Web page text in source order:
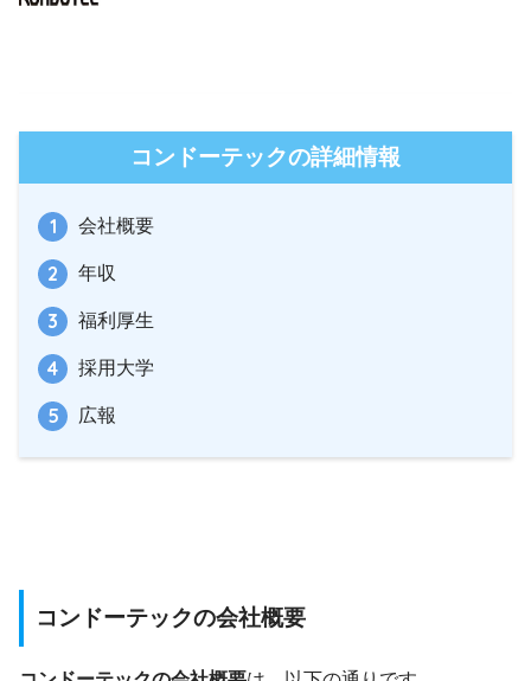
コンドーテックの詳細情報
会社概要
年収
福利厚生
採用大学
広報
コンドーテックの会社概要